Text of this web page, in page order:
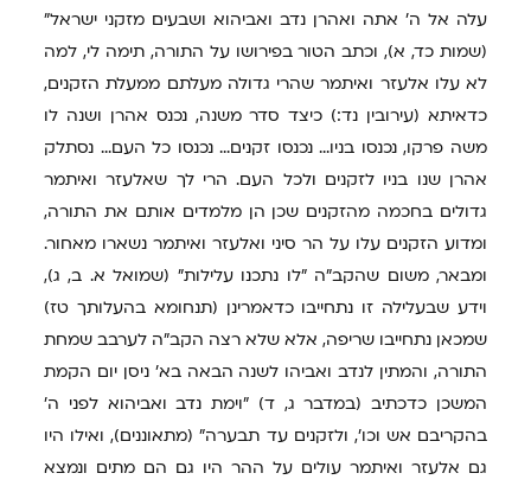
עלה אל ה' אתה ואהרן נדב ואביהוא ושבעים מזקני ישראל"
(שמות כד, א), וכתב הטור בפירושו על התורה, תימה לי, למה
לא עלו אלעזר ואיתמר שהרי גדולה מעלתם ממעלת הזקנים,
כדאיתא (עירובין נד:) כיצד סדר משנה, נכנס אהרן ושנה לו
משה פרקו, נכנסו בניו... נכנסו זקנים... נכנסו כל העם... נסתלק
אהרן שנו בניו לזקנים ולכל העם. הרי לך שאלעזר ואיתמר
גדולים בחכמה מהזקנים שכן הן מלמדים אותם את התורה,
ומדוע הזקנים עלו על הר סיני ואלעזר ואיתמר נשארו מאחור.
ומבאר, משום שהקב"ה "לו נתכנו עלילות" (שמואל א. ב, ג),
וידע שבעלילה זו נתחייבו כדאמרינן (תנחומא בהעלותך טז)
שמכאן נתחייבו שריפה, אלא שלא רצה הקב"ה לערבב שמחת
התורה, והמתין לנדב ואביהו לשנה הבאה בא' ניסן יום הקמת
המשכן כדכתיב (במדבר ג, ד) "וימת נדב ואביהוא לפני ה'
בהקריבם אש וכו', ולזקנים עד תבערה" (מתאוננים), ואילו היו
גם אלעזר ואיתמר עולים על ההר היו גם הם מתים ונמצא